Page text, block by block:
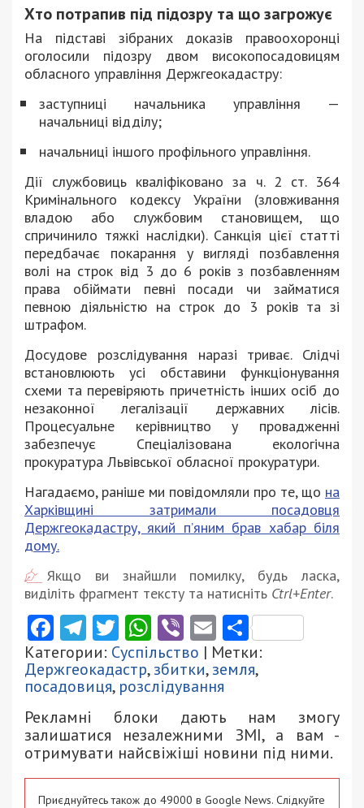
Хто потрапив під підозру та що загрожує
На підставі зібраних доказів правоохоронці
оголосили підозру двом високопосадовицям
обласного управління Держгеокадастру:
заступниці начальника управління —
начальниці відділу;
начальниці іншого профільного управління.
Дії службовиць кваліфіковано за ч. 2 ст. 364
Кримінального кодексу України (зловживання
владою або службовим становищем, що
спричинило тяжкі наслідки). Санкція цієї статті
передбачає покарання у вигляді позбавлення
волі на строк від 3 до 6 років з позбавленням
права обіймати певні посади чи займатися
певною діяльністю на строк до 3 років та зі
штрафом.
Досудове розслідування наразі триває. Слідчі
встановлюють усі обставини функціонування
схеми та перевіряють причетність інших осіб до
незаконної легалізації державних лісів.
Процесуальне керівництво у провадженні
забезпечує Спеціалізована екологічна
прокуратура Львівської обласної прокуратури.
Нагадаємо, раніше ми повідомляли про те, що на
Харківщині затримали посадовця
Держгеокадастру, який п’яним брав хабар біля
дому.
Якщо ви знайшли помилку, будь ласка,
виділіть фрагмент тексту та натисніть Ctrl+Enter.
Facebook
Telegram
Twitter
WhatsApp
ViberEmail
Категории: Суспільство | Метки:
Держгеокадастр,збитки,земля,
посадовиця, розслідування
Рекламні блоки дають нам змогу
залишатися незалежними ЗМІ, а вам -
отримувати найсвіжіші новини під ними.
Приєднуйтесь також до 49000 в Google News. Слідкуйте